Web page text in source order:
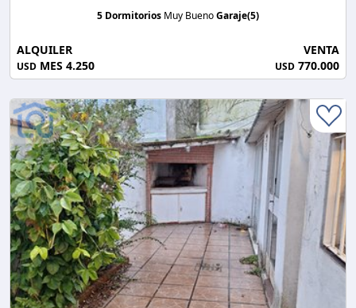
5 Dormitorios Muy BuenoGaraje(5)
ALQUILER
USD MES 4.250
VENTA
USD 770.000